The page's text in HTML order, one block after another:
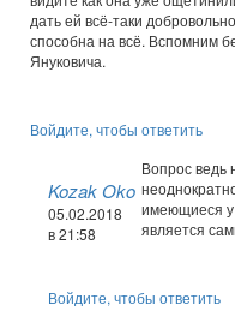
дать ей всё-таки
способна на всё. Вспомним
Януковича.
Войдите, чтобы ответить
Kozak Oko
05.02.2018
в 21:58
Вопрос ведь
имеющиеся у
является
Войдите, чтобы ответить